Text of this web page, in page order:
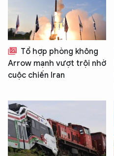
Tổ hợp phòng không
Arrow mạnh vượt trội nhờ
cuộc chiến Iran